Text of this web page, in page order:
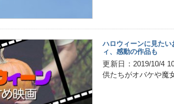
ハロウィーンに見た
ィ、感動の作品も
更新日：2019/10/4
供たちがオバケや魔